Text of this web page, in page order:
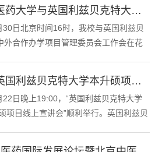
药文化为载...
贵州中医药大学与英国利兹贝克特大学召开中外合作办学视频工作会
30日北京时间16时，我校与英国利兹贝
外合作办学项目管理委员会工作会在花
流合作处副处长董...
我校与英国利兹贝克特大学本升硕项目宣讲会成功举办
22日晚上19:00，“英国利兹贝克特大学
项目线上宣讲会”顺利举行。英国利兹贝